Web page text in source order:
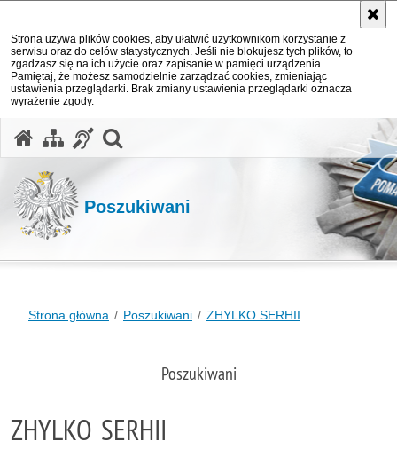
Strona używa plików cookies, aby ułatwić użytkownikom korzystanie z
serwisu oraz do celów statystycznych. Jeśli nie blokujesz tych plików, to
zgadzasz się na ich użycie oraz zapisanie w pamięci urządzenia.
Pamiętaj, że możesz samodzielnie zarządzać cookies, zmieniając
ustawienia przeglądarki. Brak zmiany ustawienia przeglądarki oznacza
wyrażenie zgody.
Poszukiwani
Strona główna Poszukiwani ZHYLKO SERHII
Poszukiwani
ZHYLKO SERHII